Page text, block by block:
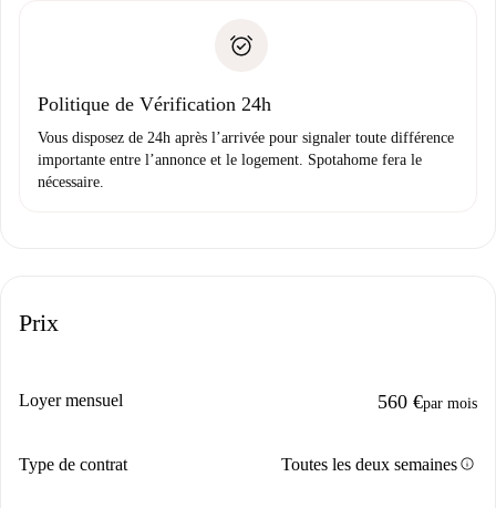
Justificatif de solvabilité
uniquement si aucun problème n'est signalé.
Politique de Vérification 24h
Vous disposez de 24h après l’arrivée pour signaler toute différence
importante entre l’annonce et le logement. Spotahome fera le
nécessaire.
Prix
Loyer mensuel 560 €par mois
Type de contrat Toutes les deux semainesinfo